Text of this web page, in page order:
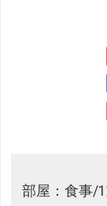
部屋：食事/